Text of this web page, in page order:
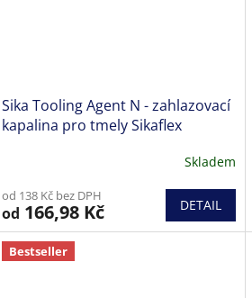
Sika Tooling Agent N - zahlazovací
kapalina pro tmely Sikaflex
produktu
je
5,0
5
Skladem
od 138 Kč bez DPH
od 166,98 Kč DETAIL
Bestseller